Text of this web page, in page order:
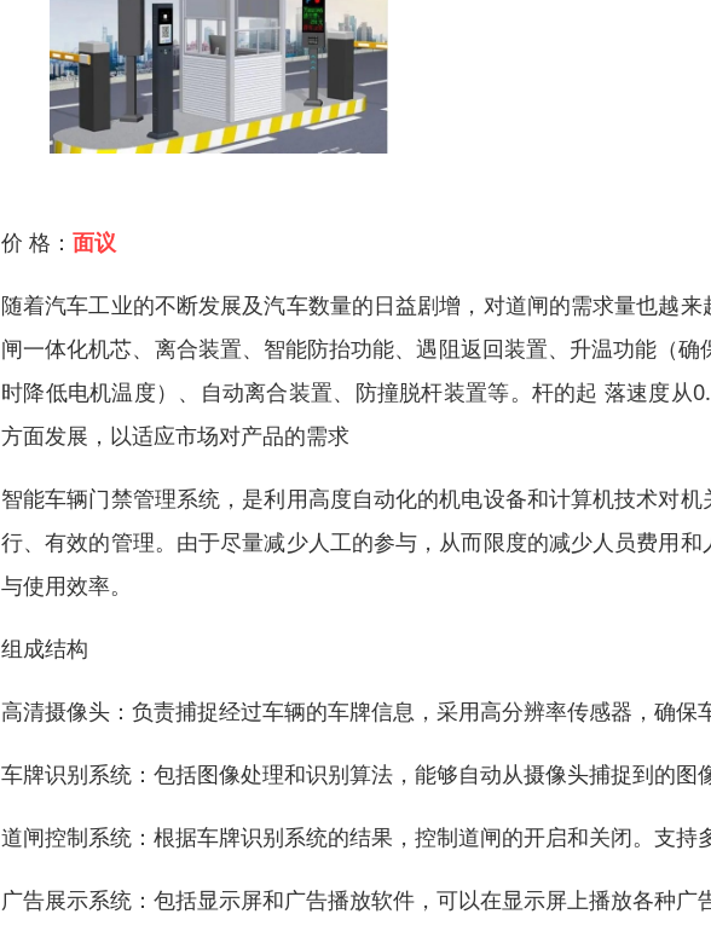
价 格： 面议
随着汽车工业的不断发展及汽车数量的日益剧增，对道闸的需求量也越
闸一体化机芯、离合装置、智能防抬功能、遇阻返回装置、升温功能（
时降低电机温度）、自动离合装置、防撞脱杆装置等。杆的起 落速度从
方面发展，以适应市场对产品的需求
智能车辆门禁管理系统，是利用高度自动化的机电设备和计算机技术对
行、有效的管理。由于尽量减少人工的参与，从而限度的减少人员费用
与使用效率。
组成结构
高清摄像头：负责捕捉经过车辆的车牌信息，采用高分辨率传感器，确保
车牌识别系统：包括图像处理和识别算法，能够自动从摄像头捕捉到的图
道闸控制系统：根据车牌识别系统的结果，控制道闸的开启和关闭。支持
广告展示系统：包括显示屏和广告播放软件，可以在显示屏上播放各种广